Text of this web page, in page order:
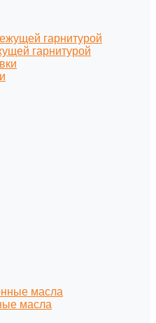
гарнитурой
масла